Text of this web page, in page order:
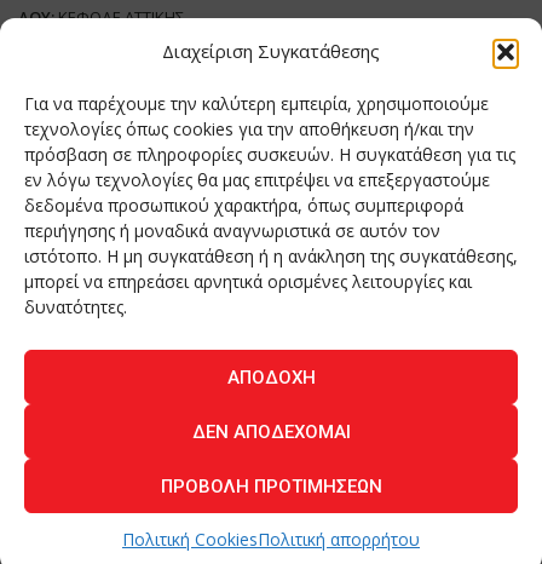
Διαχείριση Συγκατάθεσης
Για να παρέχουμε την καλύτερη εμπειρία, χρησιμοποιούμε
τεχνολογίες όπως cookies για την αποθήκευση ή/και την
πρόσβαση σε πληροφορίες συσκευών. Η συγκατάθεση για τις
εν λόγω τεχνολογίες θα μας επιτρέψει να επεξεργαστούμε
δεδομένα προσωπικού χαρακτήρα, όπως συμπεριφορά
περιήγησης ή μοναδικά αναγνωριστικά σε αυτόν τον
ιστότοπο. Η μη συγκατάθεση ή η ανάκληση της συγκατάθεσης,
μπορεί να επηρεάσει αρνητικά ορισμένες λειτουργίες και
δυνατότητες.
ΑΠΟΔΟΧΉ
ΔΕΝ ΑΠΟΔΈΧΟΜΑΙ
ΠΡΟΒΟΛΉ ΠΡΟΤΙΜΉΣΕΩΝ
Πολιτική CookiesΠολιτική απορρήτου
ΔΟΥ:ΚΕΦΟΔΕ ΑΤΤΙΚΗΣ
Όνομα Ιδιοκτήτη και Νόμιμο Πρόσωπο: Θεόδωρος Δημητριάδης
Διευθυντής Σύνταξης:Ευθυμιάτου Μαίρη
Domain:grillmagazine.gr
Δικαιούχος Domain:Θεόδωρος Δημητριάδης
Διευθυντής:Θεόδωρος Δημητριάδης
Διαχειριστής:Θεόδωρος Δημητριάδης
Δήλωση Συμμόρφωσης
Αριθμός Πιστοποίησης Μ.Η.Τ.:
ΑΝΘΡΩΠΟΙ
ΠΕΡΙΟΔΙΚΟ ΕΠΙΚΟΙΝΩΝΙΑ
© 2026 - All Rights Reserved. -Πολιτική Απορρήτου
Powered byBYTE A COOKIE